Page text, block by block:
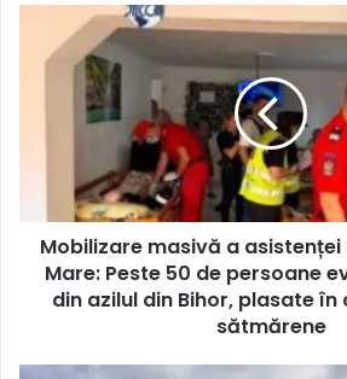
Mobilizare masivă a
Mare: Peste 50 de persoane
din azilul din Bihor, plasate
sătmărene